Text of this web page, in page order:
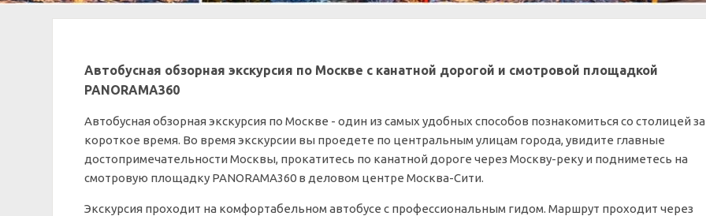
Автобусная обзорная экскурсия по Москве с канатной дорогой и смотровой площадкой
PANORAMA360
Автобусная обзорная экскурсия по Москве - один из самых удобных способов познакомиться со столицей за
короткое время. Во время экскурсии вы проедете по центральным улицам города, увидите главные
достопримечательности Москвы, прокатитесь по канатной дороге через Москву-реку и подниметесь на
смотровую площадку PANORAMA360 в деловом центре Москва-Сити.
Экскурсия проходит на комфортабельном автобусе с профессиональным гидом. Маршрут проходит через